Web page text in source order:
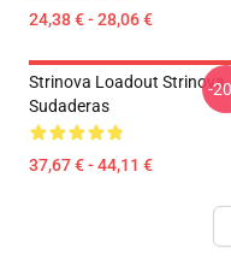
24,38 € - 28,06 €
Strinova Loadout Strinova
Sudaderas
37,67 € - 44,11 €
-